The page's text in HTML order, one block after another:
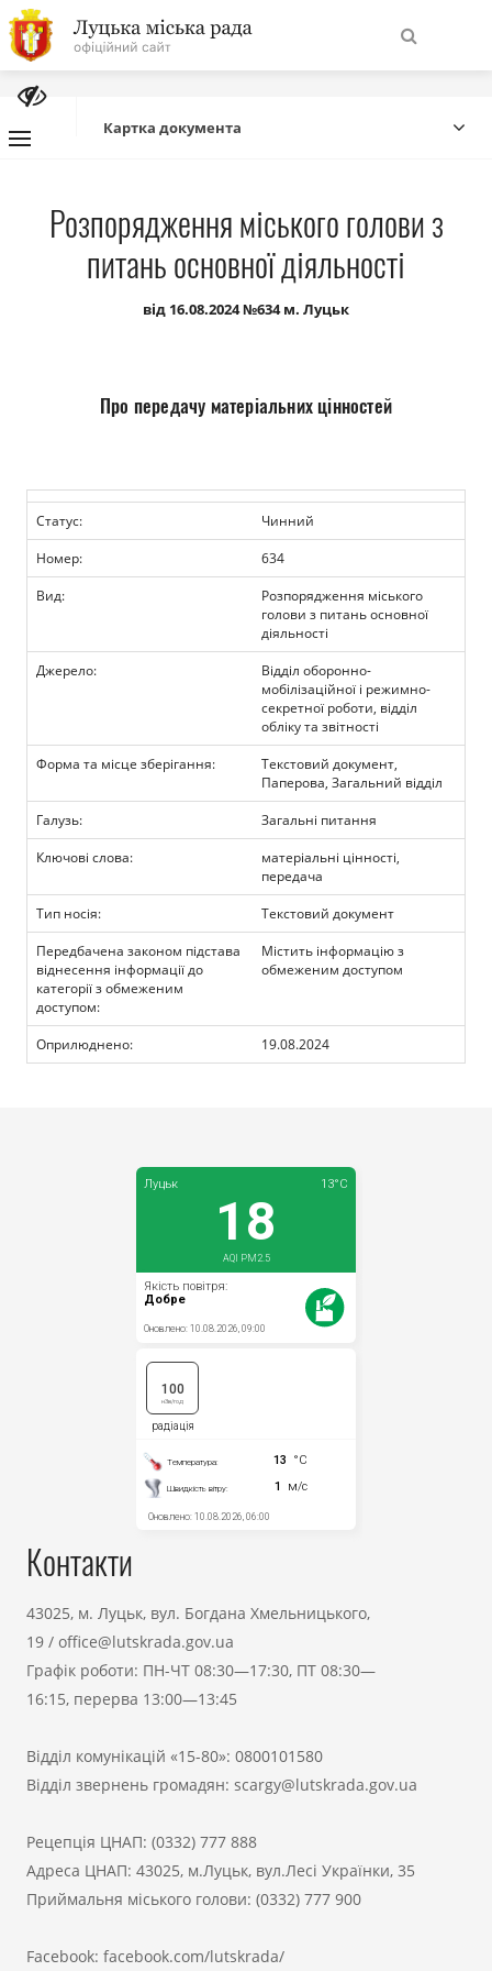
На
головну
сайту
Про місто
Міська влада
Бюджет
Прозорість влади
Документи
Картка документа
Розпорядження міського голови з
питань основної діяльності
від 16.08.2024 №634 м. Луцьк
Про передачу матеріальних цінностей
Статус:
Чинний
Номер:
634
Вид:
Розпорядження міського
голови з питань основної
діяльності
Джерело:
Відділ оборонно-
мобілізаційної і режимно-
секретної роботи, відділ
обліку та звітності
Форма та місце зберігання:
Текстовий документ,
Паперова, Загальний відділ
Галузь:
Загальні питання
Ключові слова:
матеріальні цінності,
передача
Тип носія:
Текстовий документ
Передбачена законом підстава
віднесення інформації до
категорії з обмеженим
доступом:
Містить інформацію з
обмеженим доступом
Оприлюднено: 19.08.2024
Контакти
43025, м. Луцьк, вул. Богдана Хмельницького,
19 / office@lutskrada.gov.ua
Графік роботи: ПН-ЧТ 08:30—17:30, ПТ 08:30—
16:15, перерва 13:00—13:45
Відділ комунікацій «15-80»: 0800101580
Відділ звернень громадян: scargy@lutskrada.gov.ua
Рецепція ЦНАП: (0332) 777 888
Адреса ЦНАП: 43025, м.Луцьк, вул.Лесі Українки, 35
Приймальня міського голови: (0332) 777 900
Facebook: facebook.com/lutskrada/